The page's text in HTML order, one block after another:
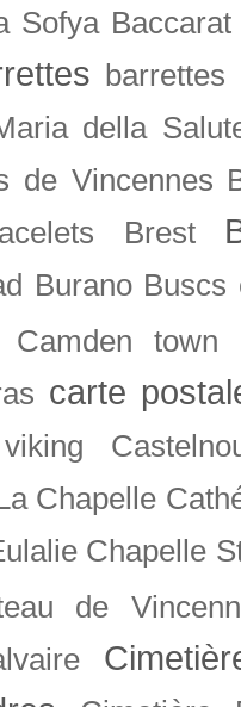
Sofya Baccarat
barrettes
della
de Vincennes
Brest
Burano Buscs
Camden town
carte
Chapelle
Chapelle
de